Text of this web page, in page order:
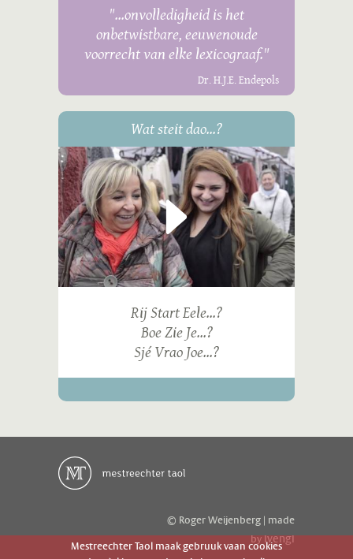
"...onvolledigheid is het
onbetwistbare, eeuwenoude
voorrecht van elke lexicograaf."
Dr. H.J.E. Endepols
Wat steit dao...?
Rij Start Eele...?
Boe Zie Je...?
Sjé Vrao Joe...?
© Roger Weijenberg | made
byivengi
Mestreechter Taol maak gebruuk vaan cookies